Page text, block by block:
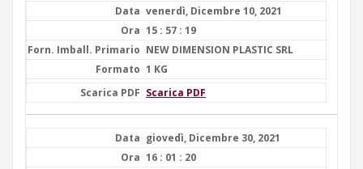
venerdì, Dicembre 10, 2021
15 : 57 : 19
NEW DIMENSION PLASTIC SRL
1 KG
Scarica PDF
giovedì, Dicembre 30, 2021
16 : 01 : 20